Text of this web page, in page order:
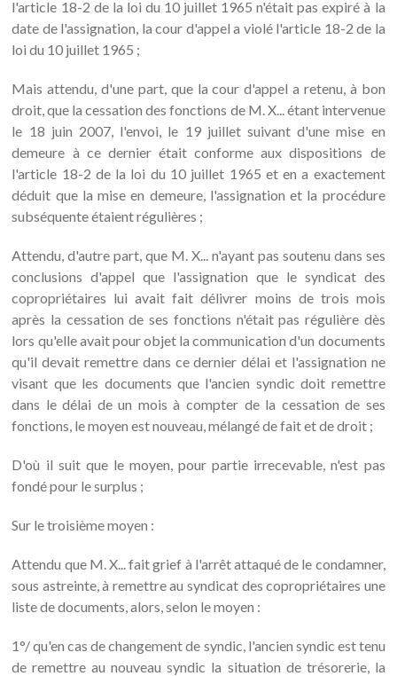
l'article 18-2 de la loi du 10 juillet 1965 n'était pas expiré à la
date de l'assignation, la cour d'appel a violé l'article 18-2 de la
loi du 10 juillet 1965 ;
Mais attendu, d'une part, que la cour d'appel a retenu, à bon
droit, que la cessation des fonctions de M. X... étant intervenue
le 18 juin 2007, l'envoi, le 19 juillet suivant d'une mise en
demeure à ce dernier était conforme aux dispositions de
l'article 18-2 de la loi du 10 juillet 1965 et en a exactement
déduit que la mise en demeure, l'assignation et la procédure
subséquente étaient régulières ;
Attendu, d'autre part, que M. X... n'ayant pas soutenu dans ses
conclusions d'appel que l'assignation que le syndicat des
copropriétaires lui avait fait délivrer moins de trois mois
après la cessation de ses fonctions n'était pas régulière dès
lors qu'elle avait pour objet la communication d'un documents
qu'il devait remettre dans ce dernier délai et l'assignation ne
visant que les documents que l'ancien syndic doit remettre
dans le délai de un mois à compter de la cessation de ses
fonctions, le moyen est nouveau, mélangé de fait et de droit ;
D'où il suit que le moyen, pour partie irrecevable, n'est pas
fondé pour le surplus ;
Sur le troisième moyen :
Attendu que M. X... fait grief à l'arrêt attaqué de le condamner,
sous astreinte, à remettre au syndicat des copropriétaires une
liste de documents, alors, selon le moyen :
1°/ qu'en cas de changement de syndic, l'ancien syndic est tenu
de remettre au nouveau syndic la situation de trésorerie, la